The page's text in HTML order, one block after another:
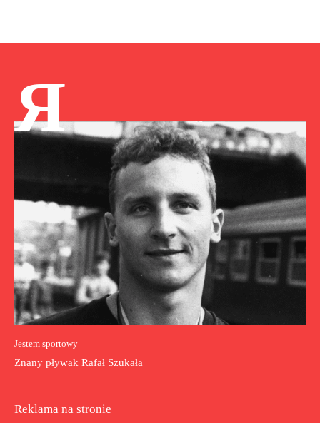
Я
Jestem sportowy
Znany pływak Rafał Szukała
Reklama na stronie